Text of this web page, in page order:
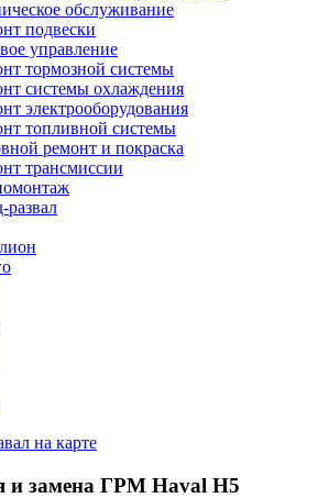
обслуживание
подвески
управление
тормозной системы
системы охлаждения
электрооборудования
топливной системы
ремонт и покраска
трансмиссии
развал
на карте
и замена ГРМ Haval H5